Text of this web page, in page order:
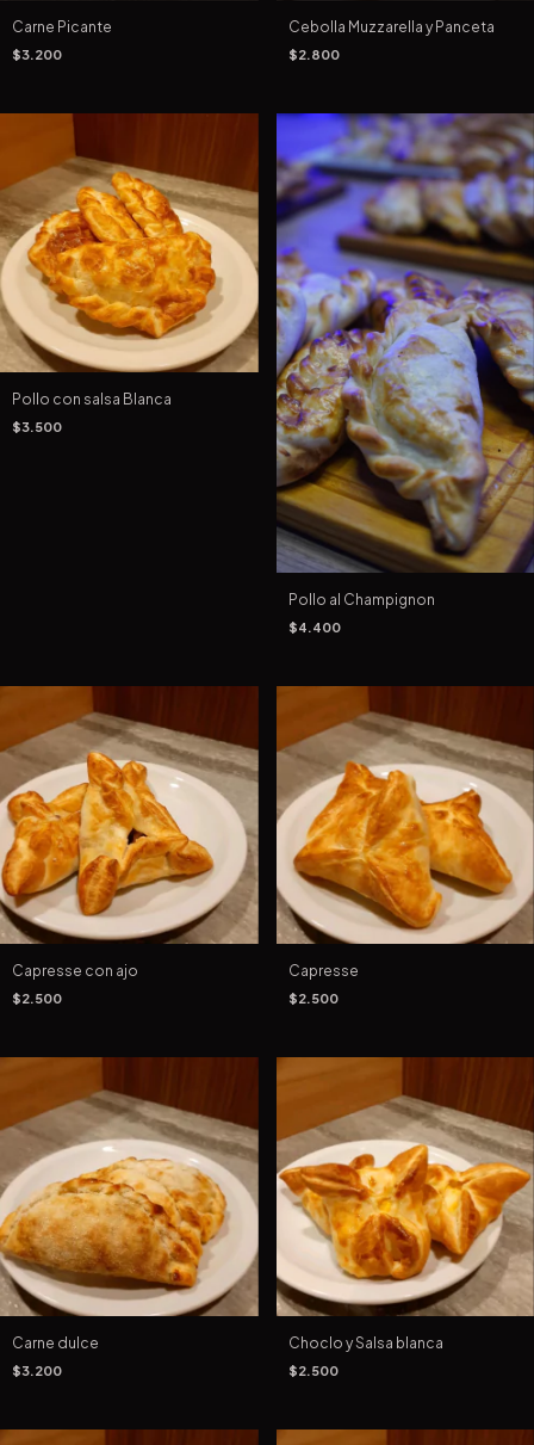
Carne Picante
$3.200
Cebolla Muzzarella y Panceta
$2.800
Pollo con salsa Blanca
$3.500
Pollo al Champignon
$4.400
Capresse con ajo
$2.500
Capresse
$2.500
Carne dulce
$3.200
Choclo y Salsa blanca
$2.500